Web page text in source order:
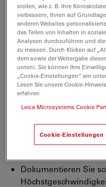
Zwischenschritte von
Sie bisher nicht sehen
bekämen ein noch
tatsächlich in den Zellen
Die Leica DFC9000
monochrome
scientific-CMOS-
Bedingungen zu
Schützen Sie Ihre
Dokumentieren Sie
stellen, wie z. B. Ihre
verbessern, Ihnen auf
anderen Websites
das Teilen von Inhalten in
Analysen durchzuführen und
zu messen. Durch Klicken auf
dem sowie der Weitergabe
unten). Sie können Ihre
„Cookie-Einstellungen“ am
Lesen Sie unsere Cookie-
erfahren
Leica Microsystems Cookie
Cookie-Einstellungen